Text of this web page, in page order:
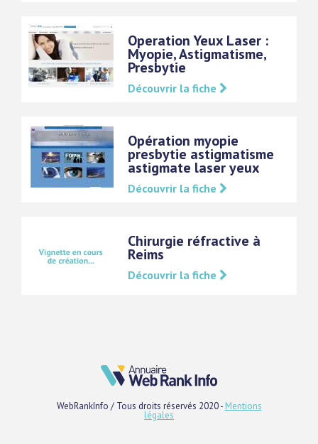
Operation Yeux Laser :
Myopie, Astigmatisme,
Presbytie
Découvrir la fiche
Opération myopie
presbytie astigmatisme
astigmate laser yeux
Découvrir la fiche
Chirurgie réfractive à
Reims
Découvrir la fiche
WebRankInfo / Tous droits réservés 2020 - Mentions
légales